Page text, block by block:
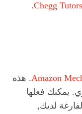
Chegg Tutors
.
Amazon. هذه
يمكنك فعلها
لديك,